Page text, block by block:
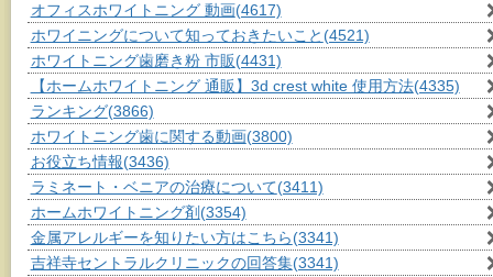
オフィスホワイトニング 動画(4617)
ホワイニングについて知っておきたいこと (4521)
ホワイトニング歯磨き粉 市販(4431)
【ホームホワイトニング 通販】3d crest white 使用方法(4335)
ランキング(3866)
ホワイトニング歯に関する動画(3800)
お役立ち情報(3436)
ラミネート・ベニアの治療について(3411)
ホームホワイトニング剤 (3354)
金属アレルギーを知りたい方はこちら(3341)
吉祥寺セントラルクリニックの回答集(3341)